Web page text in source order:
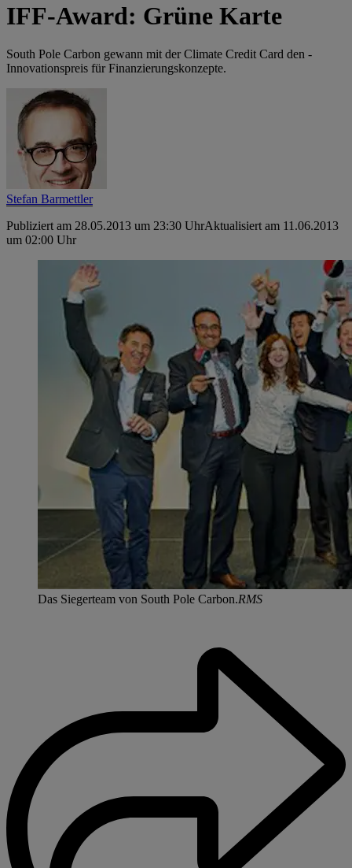
IFF-Award: Grüne Karte
South Pole Carbon gewann mit der Climate Credit Card den ­
Innovationspreis für Finanzierungskonzepte.
Stefan Barmettler
Publiziert am 28.05.2013 um 23:30 UhrAktualisiert am 11.06.2013
um 02:00 Uhr
Das Siegerteam von South Pole Carbon.RMS